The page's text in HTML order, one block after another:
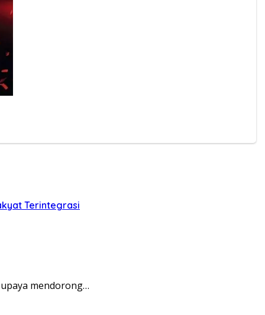
Terintegrasi
mendorong…